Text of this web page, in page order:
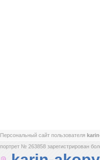
Персональный сайт пользователя
портрет № 263858 зарегистрирован